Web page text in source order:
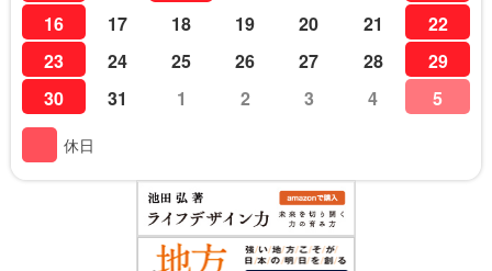
16
17 18 19 20 21
22
23
24 25 26 27 28
29
30
31 1 2 3 4 5
休日